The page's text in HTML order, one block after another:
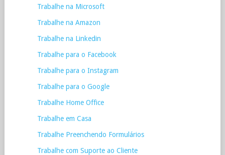
Trabalhe na Microsoft
Trabalhe na Amazon
Trabalhe na Linkedin
Trabalhe para o Facebook
Trabalhe para o Instagram
Trabalhe para o Google
Trabalhe Home Office
Trabalhe em Casa
Trabalhe Preenchendo Formulários
Trabalhe com Suporte ao Cliente